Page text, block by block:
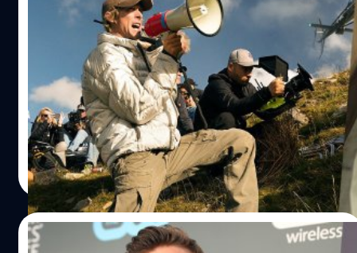
ชักโครกระเบิดบูม ! มีมมนุษย์หัวชักโครก
Skibidi Toilet กำลังกลายเป็นหนัง-ซีรีส์ ได้ป๋า
Michael Bay คุมงานสร้าง !
ชักโครกระเบิดบูม! ไวรัลไอ้มนุษย์หัวชักโครก Skibidi Toilet
กำลังกลายเป็นหนัง-ซีรีส์ คุมงานสร้างโดยป๋า ไมเคิล เบย์
(Michael Bay)
ประภาส อยู่เย็น| 744 days ago
Read More
21/07/2024